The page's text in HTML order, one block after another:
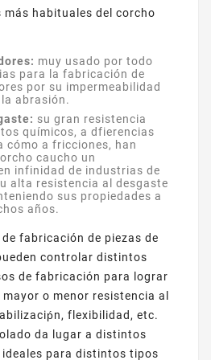
más habituales del corcho
muy usado por todo
para la fabricación de
por su impermeabilidad
abrasión.
su gran resistencia
químicos, a dfierencias
cómo a fricciones, han
caucho un
infinidad de industrias de
alta resistencia al desgaste
sus propiedades a
años.
fabricación de piezas de
controlar distintos
de fabricación para lograr
o menor resistencia al
flexibilidad, etc.
da lugar a distintos
para distintos tipos